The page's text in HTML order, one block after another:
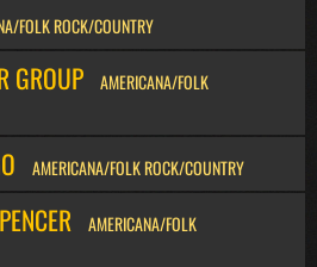
FOLK ROCK/COUNTRY
GROUP
AMERICANA/FOLK
AMERICANA/FOLK ROCK/COUNTRY
AMERICANA/FOLK